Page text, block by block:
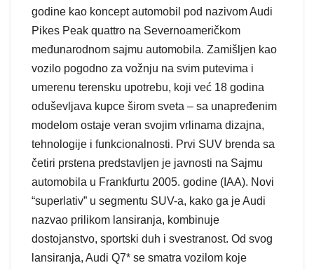
godine kao koncept automobil pod nazivom Audi
Pikes Peak quattro na Severnoameričkom
međunarodnom sajmu automobila. Zamišljen kao
vozilo pogodno za vožnju na svim putevima i
umerenu terensku upotrebu, koji već 18 godina
oduševljava kupce širom sveta – sa unapređenim
modelom ostaje veran svojim vrlinama dizajna,
tehnologije i funkcionalnosti. Prvi SUV brenda sa
četiri prstena predstavljen je javnosti na Sajmu
automobila u Frankfurtu 2005. godine (IAA). Novi
“superlativ” u segmentu SUV-a, kako ga je Audi
nazvao prilikom lansiranja, kombinuje
dostojanstvo, sportski duh i svestranost. Od svog
lansiranja, Audi Q7* se smatra vozilom koje